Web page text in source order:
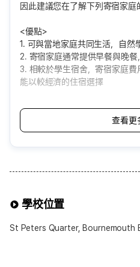
因此建議您在了解下列寄宿家庭
<優點>
1. 可與當地家庭共同生活，自然
2. 寄宿家庭通常提供早餐與晚
3. 相較於學生宿舍，寄宿家庭費
能以較經濟的住宿選擇
<缺點>
1. 由語言學校自動分配，可能會
2. 需適應家庭的生活方式與規
3. 飲食或生活習慣差異，可能造
通勤時間可能較長
※可選擇項目※
• 基本為Half-Board(提供早餐與
學校位置
St Peters Quarter, Bournemouth